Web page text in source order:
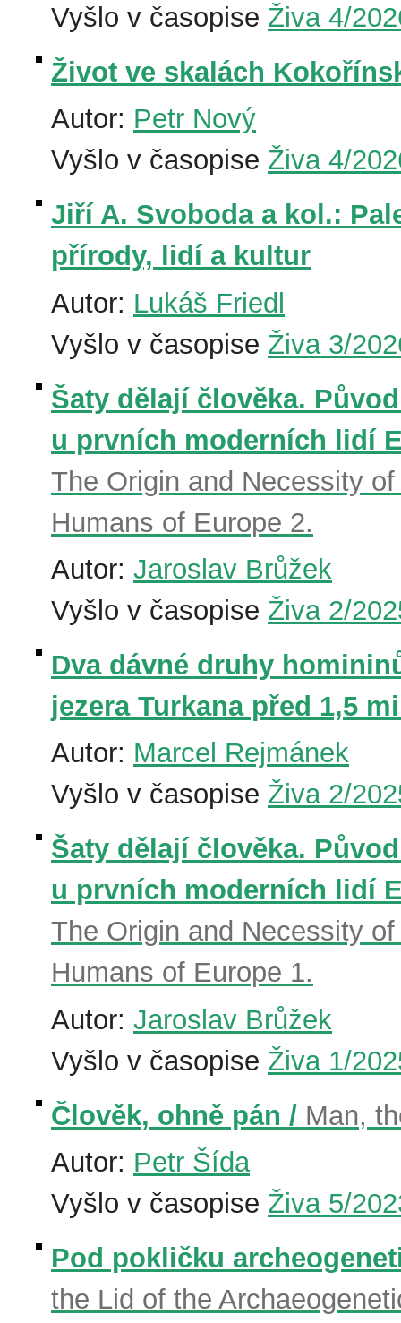
Vyšlo v časopise Živa 4/
Život ve skalách
Autor: Petr Nový
Vyšlo v časopise Živa 4/
Jiří A. Svoboda a kol.:
přírody, lidí a kultur
Autor: Lukáš Friedl
Vyšlo v časopise Živa 3/
Šaty dělají člověka.
u prvních moderních lidí
The Origin and Necessity
Humans of Europe 2.
Autor: Jaroslav Brůžek
Vyšlo v časopise Živa 2/
Dva dávné druhy
jezera Turkana před 1,5
Autor: Marcel Rejmánek
Vyšlo v časopise Živa 2/
Šaty dělají člověka.
u prvních moderních lidí
The Origin and Necessity
Humans of Europe 1.
Autor: Jaroslav Brůžek
Vyšlo v časopise Živa 1/
Člověk, ohně pán / Man,
Autor: Petr Šída
Vyšlo v časopise Živa 5/
Pod pokličku
the Lid of the